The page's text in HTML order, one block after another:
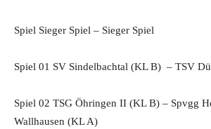
Spiel Sieger Spiel – Sieger Spiel
Spiel 01 SV Sindelbachtal (KL B) – TSV
Spiel 02 TSG Öhringen II (KL B) – Spvgg
Wallhausen (KL A)